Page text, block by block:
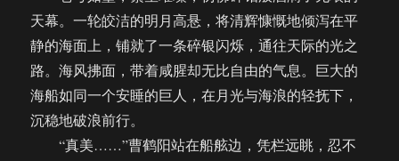
天幕。一轮皎洁的明月高悬，将清辉慷慨地倾泻在平
静的海面上，铺就了一条碎银闪烁，通往天际的光之
路。海风拂面，带着咸腥却无比自由的气息。巨大的
海船如同一个安睡的巨人，在月光与海浪的轻抚下，
沉稳地破浪前行。
“真美……”曹鹤阳站在船舷边，凭栏远眺，忍不